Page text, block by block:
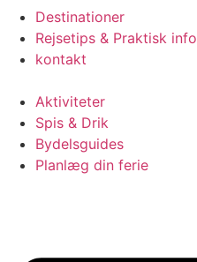
Destinationer
Rejsetips & Praktisk info
kontakt
Aktiviteter
Spis & Drik
Bydelsguides
Planlæg din ferie